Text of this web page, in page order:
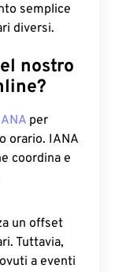
semplice
diversi.
nostro
per
orario. IANA
coordina e
un offset
Tuttavia,
a eventi